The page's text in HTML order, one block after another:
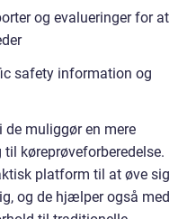
og evalueringer for at
safety information og
de muliggør en mere
køreprøveforberedelse.
platform til at øve sig
og de hjælper også med